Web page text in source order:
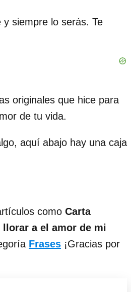
y siempre lo serás. Te
originales que hice para
de tu vida.
aquí abajo hay una caja
como Carta
a el amor de mi
Frases ¡Gracias por